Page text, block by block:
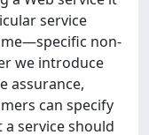
service
non-
we introduce
assurance,
can specify
service should